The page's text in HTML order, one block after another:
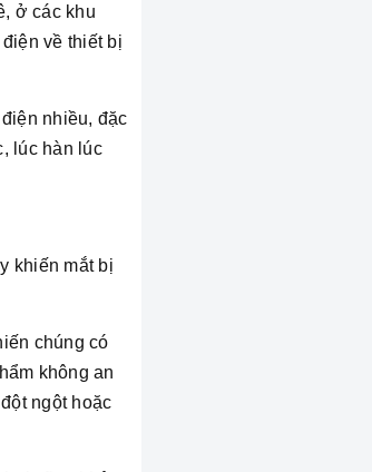
ở các khu
về thiết bị
nhiều, đặc
lúc hàn lúc
khiến mắt bị
chúng có
không an
ngột hoặc